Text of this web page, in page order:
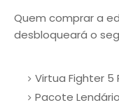
Quem comprar a
desbloqueará o
Virtua Fighter 5
Pacote Lendário